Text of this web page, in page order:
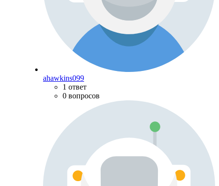
ahawkins099
1 ответ
0 вопросов